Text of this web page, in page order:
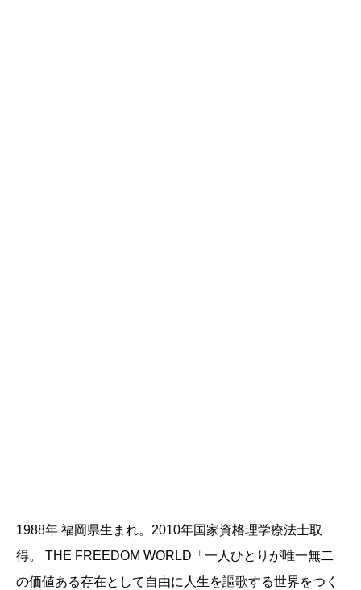
1988年 福岡県生まれ。2010年国家資格理学療法士取
得。 THE FREEDOM WORLD「一人ひとりが唯一無二
の価値ある存在として自由に人生を謳歌する世界をつく